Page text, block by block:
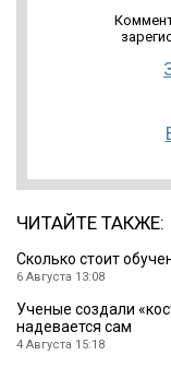
ЧИТАЙТЕ ТАКЖЕ:
Cколько стоит
6 Августа 13:08
Ученые создали
надевается сам
4 Августа 15:18